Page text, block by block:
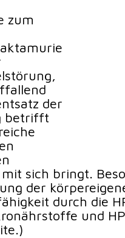
zum
der
betrifft
sich bringt.
der
durch die
und